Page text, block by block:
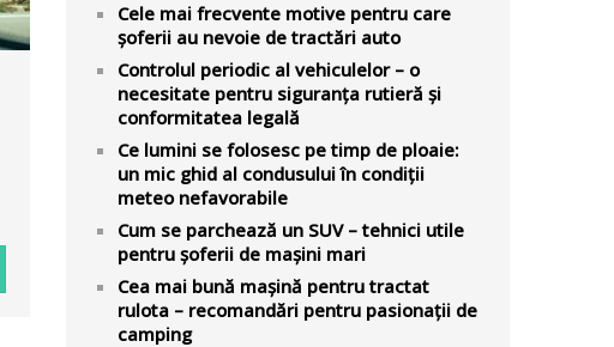
Cele mai frecvente motive pentru care
șoferii au nevoie de tractări auto
Controlul periodic al vehiculelor – o
necesitate pentru siguranța rutieră și
conformitatea legală
Ce lumini se folosesc pe timp de ploaie:
un mic ghid al condusului în condiții
meteo nefavorabile
Cum se parchează un SUV – tehnici utile
pentru șoferii de mașini mari
Cea mai bună mașină pentru tractat
rulota – recomandări pentru pasionații de
camping